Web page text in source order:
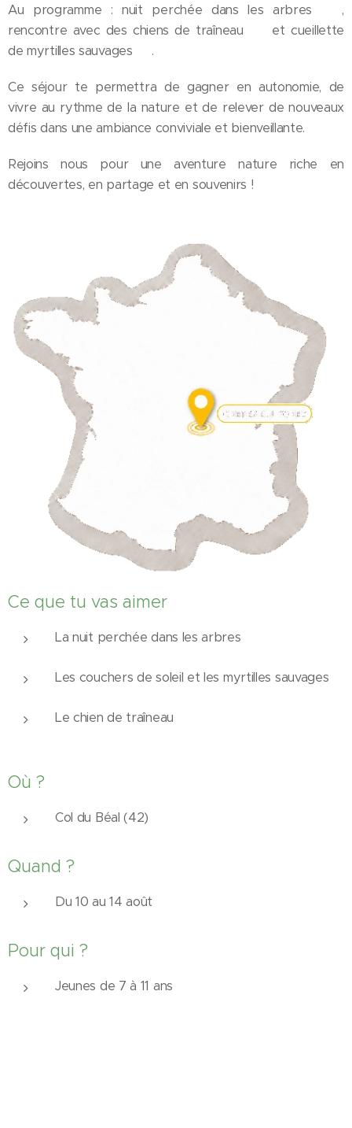
Au programme : nuit perchée dans les arbres 🌳,
rencontre avec des chiens de traîneau 🐕 et cueillette
de myrtilles sauvages 🫐.
Ce séjour te permettra de gagner en autonomie, de
vivre au rythme de la nature et de relever de nouveaux
défis dans une ambiance conviviale et bienveillante. 🤝
Rejoins nous pour une aventure nature riche en
découvertes, en partage et en souvenirs ! ✨🥾
Ce que tu vas aimer
La nuit perchée dans les arbres
Les couchers de soleil et les myrtilles sauvages
Le chien de traîneau
Où ?
Col du Béal (42)📍
Quand ?
Du 10 au 14 août 📅
Pour qui ?
Jeunes de 7 à 11 ans 👨‍🦱👩‍🦰